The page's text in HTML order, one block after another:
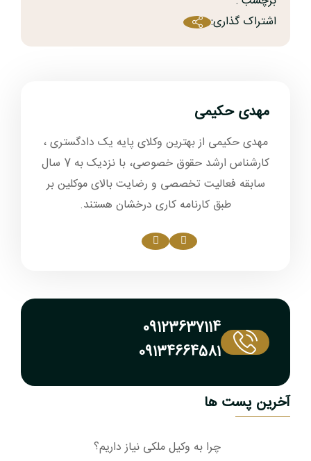
اشتراک گذاری:
مهدی حکیمی
مهدی حکیمی از بهترین وکلای پایه یک دادگستری ،
کارشناس ارشد حقوق خصوصی، با نزدیک به 7 سال
سابقه فعالیت تخصصی و رضایت بالای موکلین بر
طبق کارنامه کاری درخشان هستند.
09123637114
09134664581
آخرین پست ها
چرا به وکیل ملکی نیاز داریم؟